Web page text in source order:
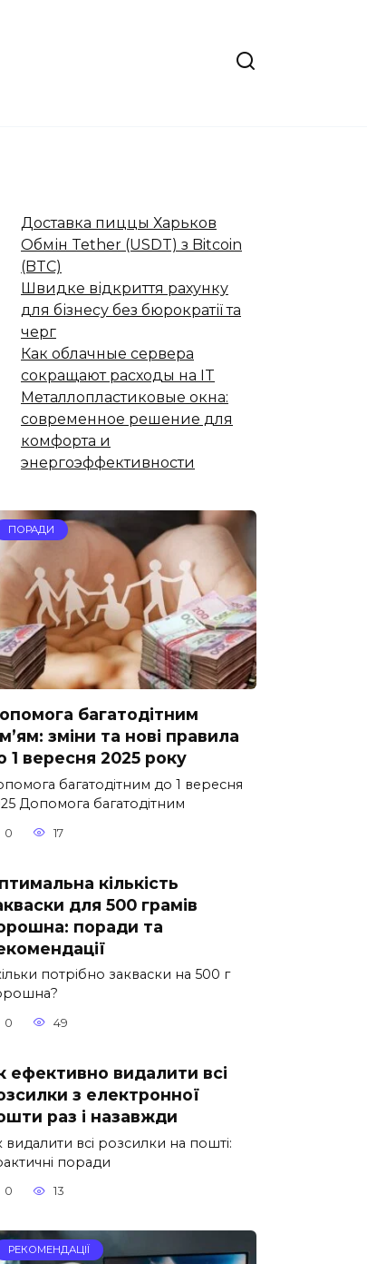
Доставка пиццы Харьков
Обмін Tether (USDT) з Bitcoin
(BTC)
Швидке відкриття рахунку
для бізнесу без бюрократії та
черг
Как облачные сервера
сокращают расходы на IT
Металлопластиковые окна:
современное решение для
комфорта и
энергоэффективности
ПОРАДИ
багатодітним
зміни та нові правила
1 вересня 2025 року
багатодітним до 1 вересня
Допомога багатодітним
0 17
кількість
для 500 грамів
поради та
потрібно закваски на 500 г
0 49
ефективно видалити всі
з електронної
раз і назавжди
видалити всі розсилки на пошті:
поради
0 13
РЕКОМЕНДАЦІЇ